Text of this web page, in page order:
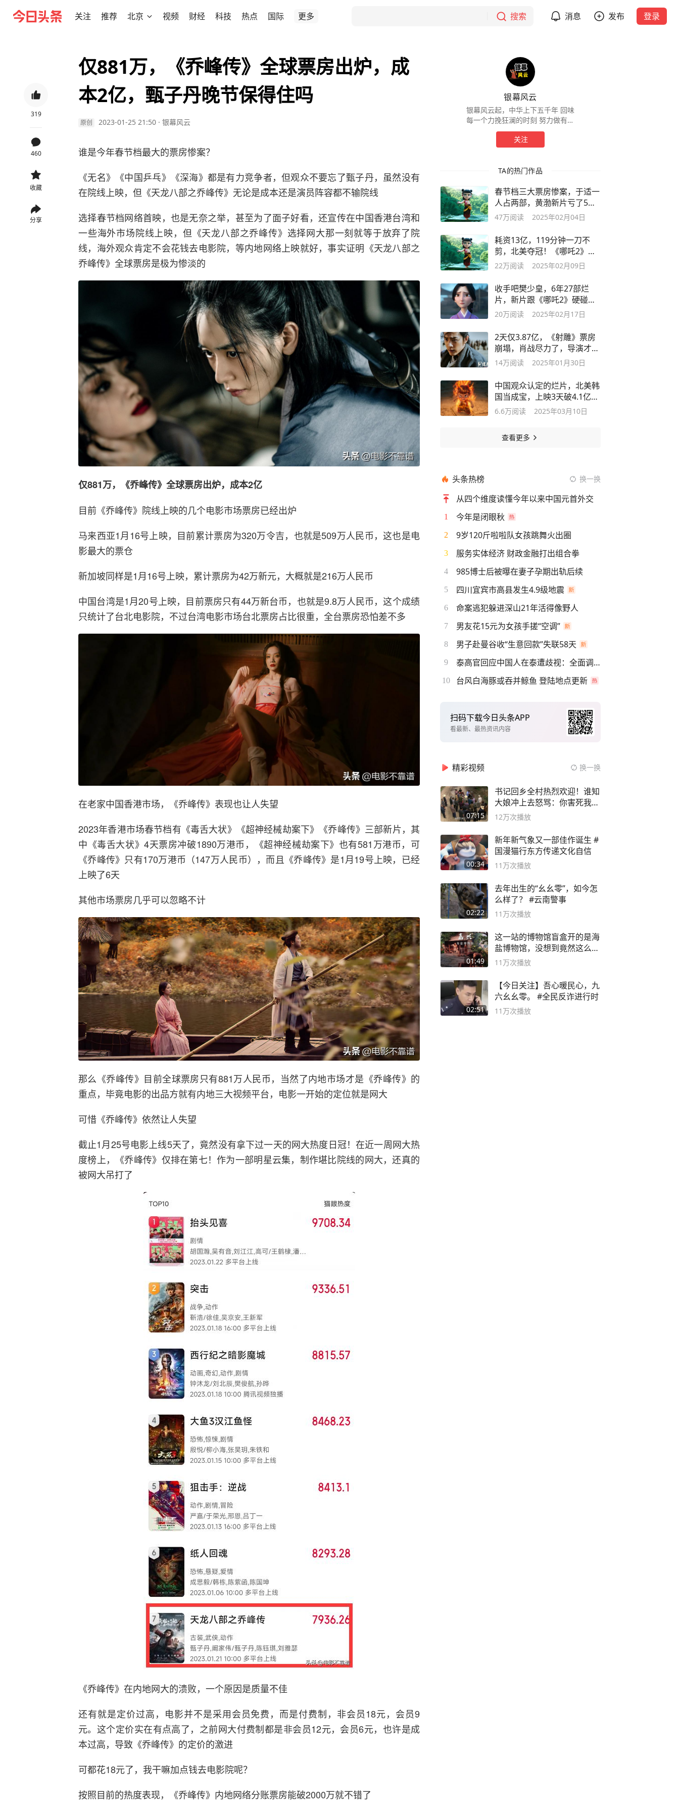
关注 推荐 北京 视频 财经 科技 热点 国际 更多 搜索 消息 发布 登录
319
460
收藏
分享
仅881万，《乔峰传》全球票房出炉，成
本2亿，甄子丹晚节保得住吗​
原创 2023-01-25 21:50 · 银幕风云
谁是今年春节档最大的票房惨案？
《无名》《中国乒乓》《深海》都是有力竞争者，但观众不要忘了甄子丹，虽然没有
在院线上映，但《天龙八部之乔峰传》无论是成本还是演员阵容都不输院线
选择春节档网络首映，也是无奈之举，甚至为了面子好看，还宣传在中国香港台湾和
一些海外市场院线上映，但《天龙八部之乔峰传》选择网大那一刻就等于放弃了院
线，海外观众肯定不会花钱去电影院，等内地网络上映就好，事实证明《天龙八部之
乔峰传》全球票房是极为惨淡的
仅881万，《乔峰传》全球票房出炉，成本2亿
目前《乔峰传》院线上映的几个电影市场票房已经出炉
马来西亚1月16号上映，目前累计票房为320万令吉，也就是509万人民币，这也是电
影最大的票仓
新加坡同样是1月16号上映，累计票房为42万新元，大概就是216万人民币
中国台湾是1月20号上映，目前票房只有44万新台币，也就是9.8万人民币，这个成绩
只统计了台北电影院，不过台湾电影市场台北票房占比很重，全台票房恐怕差不多
在老家中国香港市场，《乔峰传》表现也让人失望
2023年香港市场春节档有《毒舌大状》《超神经械劫案下》《乔峰传》三部新片，其
中《毒舌大状》4天票房冲破1890万港币，《超神经械劫案下》也有581万港币，可
《乔峰传》只有170万港币（147万人民币），而且《乔峰传》是1月19号上映，已经
上映了6天
其他市场票房几乎可以忽略不计
那么《乔峰传》目前全球票房只有881万人民币，当然了内地市场才是《乔峰传》的
重点，毕竟电影的出品方就有内地三大视频平台，电影一开始的定位就是网大
可惜《乔峰传》依然让人失望
截止1月25号电影上线5天了，竟然没有拿下过一天的网大热度日冠！在近一周网大热
度榜上，《乔峰传》仅排在第七！作为一部明星云集，制作堪比院线的网大，还真的
被网大吊打了
《乔峰传》在内地网大的溃败，一个原因是质量不佳
还有就是定价过高，电影并不是采用会员免费，而是付费制，非会员18元，会员9
元。这个定价实在有点高了，之前网大付费制都是非会员12元，会员6元，也许是成
本过高，导致《乔峰传》的定价的激进
可都花18元了，我干嘛加点钱去电影院呢？
按照目前的热度表现，《乔峰传》内地网络分账票房能破2000万就不错了
银幕风云
银幕风云起，中华上下五千年 回味
每一个力挽狂澜的时刻 努力做有意
义的历史影视剧解说
关注
TA的热门作品
​春节档三大票房惨案，于适一
人占两部，黄渤新片亏了5亿
成一笑话
47万阅读 2025年02月04日
​耗资13亿，119分钟一刀不
剪，北美夺冠！《哪吒2》的
最强对手来了
22万阅读 2025年02月09日
​收手吧樊少皇，6年27部烂
片，新片跟《哪吒2》硬碰
硬，卖了38块钱
20万阅读 2025年02月17日
2天仅3.87亿，《射雕》票房
崩塌，肖战尽力了，导演才是
最大败笔
14万阅读 2025年01月30日
中国观众认定的烂片，北美韩
国当成宝，上映3天破4.1亿夺
票房冠军
6.6万阅读 2025年03月10日
查看更多
头条热榜 换一换
从四个维度读懂今年以来中国元首外交
1 今年是闭眼秋
2 9岁120斤啦啦队女孩跳舞火出圈
3 服务实体经济 财政金融打出组合拳
4 985博士后被曝在妻子孕期出轨后续
5 四川宜宾市高县发生4.9级地震
6 命案逃犯躲进深山21年活得像野人
7 男友花15元为女孩手搓“空调”
8 男子赴曼谷收“生意回款”失联58天
9 泰高官回应中国人在泰遭歧视：全面调查
10 台风白海豚或吞并鲸鱼 登陆地点更新
扫码下载今日头条APP
看最新、最热资讯内容
精彩视频 换一换
07:15
书记回乡全村热烈欢迎！谁知
大娘冲上去怒骂：你害死我儿
子
12万次播放
00:34
新年新气象又一部佳作诞生 #
国漫猫行东方传递文化自信
11万次播放
02:22
去年出生的“幺幺零”，如今怎
么样了？ #云南警事
11万次播放
01:49
这一站的博物馆盲盒开的是海
盐博物馆，没想到竟然这么好
逛！
11万次播放
02:51
【今日关注】吾心暖民心，九
六幺幺零。 #全民反诈进行时
11万次播放